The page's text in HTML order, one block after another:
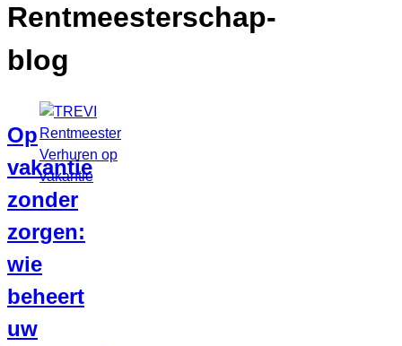
Rentmeesterschap-
blog
Op
vakantie
zonder
zorgen:
wie
beheert
uw